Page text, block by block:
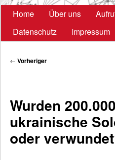
Hauptmenü
Home Über uns
Datenschutz
Impressum
Beitragsnavigation
← Vorheriger
Wurden
ukrainische
oder